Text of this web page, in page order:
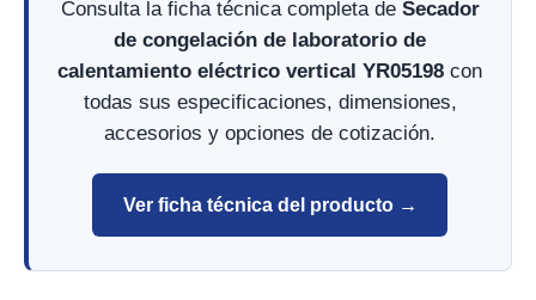
Consulta la ficha técnica completa de Secador
de congelación de laboratorio de
calentamiento eléctrico vertical YR05198 con
todas sus especificaciones, dimensiones,
accesorios y opciones de cotización.
Ver ficha técnica del producto →